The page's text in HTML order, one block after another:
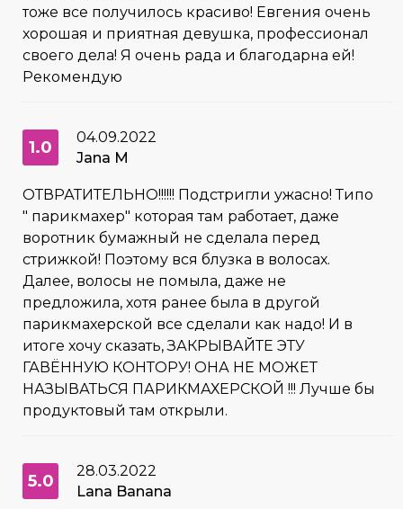
тоже все получилось красиво! Евгения очень
хорошая и приятная девушка, профессионал
своего дела! Я очень рада и благодарна ей!
Рекомендую
1.0
04.09.2022
Jana M
ОТВРАТИТЕЛЬНО!!!!!! Подстригли ужасно! Типо
" парикмахер" которая там работает, даже
воротник бумажный не сделала перед
стрижкой! Поэтому вся блузка в волосах.
Далее, волосы не помыла, даже не
предложила, хотя ранее была в другой
парикмахерской все сделали как надо! И в
итоге хочу сказать, ЗАКРЫВАЙТЕ ЭТУ
ГАВЁННУЮ КОНТОРУ! ОНА НЕ МОЖЕТ
НАЗЫВАТЬСЯ ПАРИКМАХЕРСКОЙ !!! Лучше бы
продуктовый там открыли.
5.0
28.03.2022
Lana Banana